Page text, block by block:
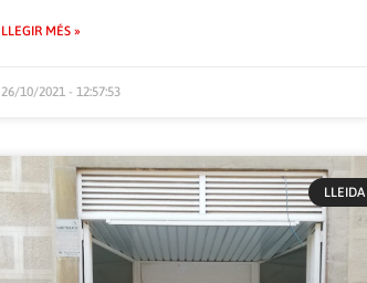
LLEGIR MÉS »
26/10/2021 - 12:57:53
LLEIDA